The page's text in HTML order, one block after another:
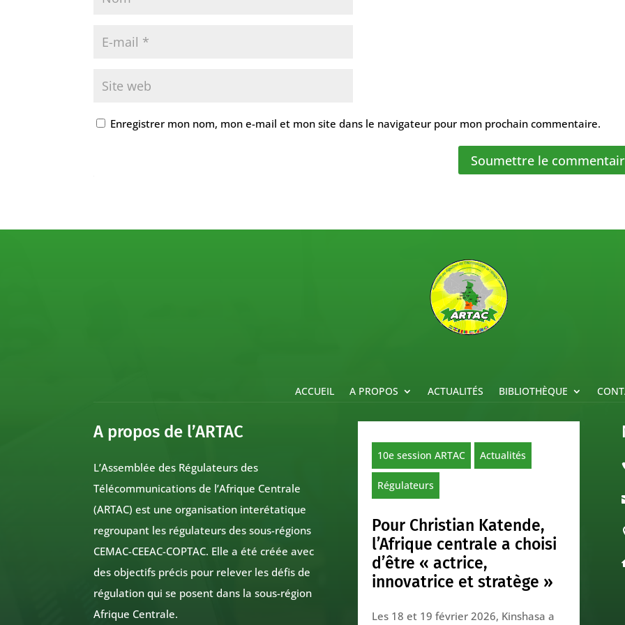
Enregistrer mon nom, mon e-mail et mon site dans le navigateur pour mon prochain commentaire.
Soumettre le
ACCUEIL A PROPOS ACTUALITÉS BIBLIOTHÈQUE
A propos de l’ARTAC
L’Assemblée des Régulateurs des
Télécommunications de l’Afrique Centrale
(ARTAC) est une organisation interétatique
regroupant les régulateurs des sous-régions
CEMAC-CEEAC-COPTAC. Elle a été créée avec
des objectifs précis pour relever les défis de
régulation qui se posent dans la sous-région
Afrique Centrale.
10e session ARTAC Actualités
Régulateurs
Pour Christian Katende,
l’Afrique centrale a choisi
d’être « actrice,
innovatrice et stratège »
Les 18 et 19 février 2026, Kinshasa a